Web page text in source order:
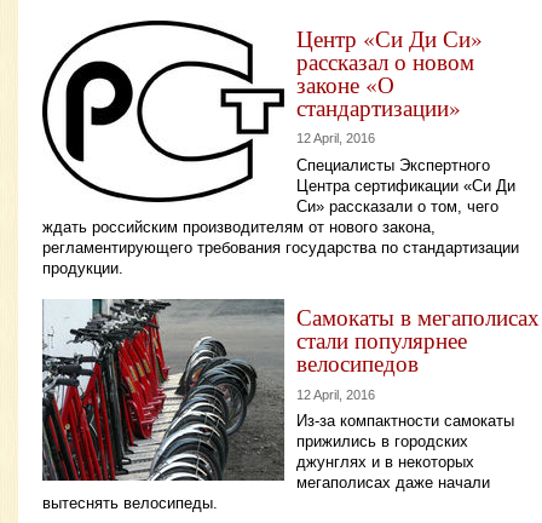
Центр «Си Ди Си»
рассказал о новом
законе «О
стандартизации»
12 April, 2016
Специалисты Экспертного
Центра сертификации «Си Ди
Си» рассказали о том, чего
ждать российским производителям от нового закона,
регламентирующего требования государства по стандартизации
продукции.
Самокаты в мегаполисах
стали популярнее
велосипедов
12 April, 2016
Из-за компактности самокаты
прижились в городских
джунглях и в некоторых
мегаполисах даже начали
вытеснять велосипеды.